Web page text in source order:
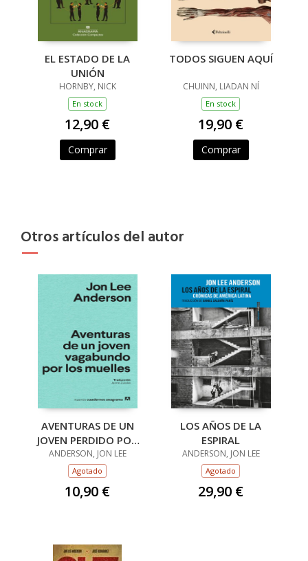
EL ESTADO DE LA
UNIÓN
HORNBY, NICK
En stock
12,90 €
Comprar
TODOS SIGUEN AQUÍ
CHUINN, LIADAN NÍ
En stock
19,90 €
Comprar
Otros artículos del autor
AVENTURAS DE UN
JOVEN PERDIDO POR
LOS MUELLES
ANDERSON, JON LEE
Agotado
10,90 €
LOS AÑOS DE LA
ESPIRAL
ANDERSON, JON LEE
Agotado
29,90 €